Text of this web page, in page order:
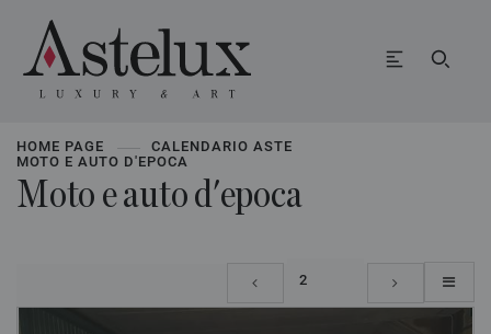
HOME PAGE
CALENDARIO ASTE
MOTO E AUTO D'EPOCA
Moto e auto d'epoca